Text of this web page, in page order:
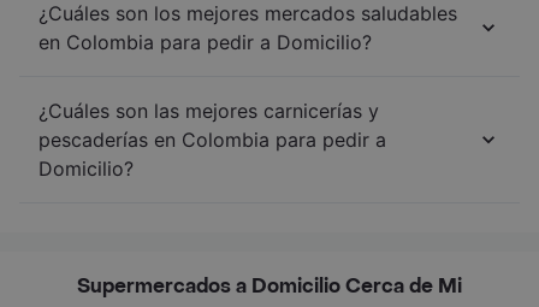
¿Cuáles son los mejores mercados saludables
en Colombia para pedir a Domicilio?
¿Cuáles son las mejores carnicerías y
pescaderías en Colombia para pedir a
Domicilio?
Supermercados a Domicilio Cerca de Mi